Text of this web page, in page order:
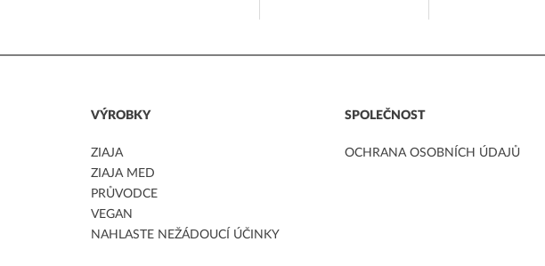
VÝROBKY
ZIAJA
ZIAJA MED
PRŮVODCE
VEGAN
NAHLASTE NEŽÁDOUCÍ ÚČINKY
SPOLEČNOST
OCHRANA OSOBNÍCH ÚDAJŮ